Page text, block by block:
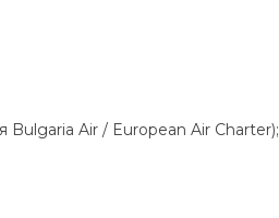
Air / European Air Charter);